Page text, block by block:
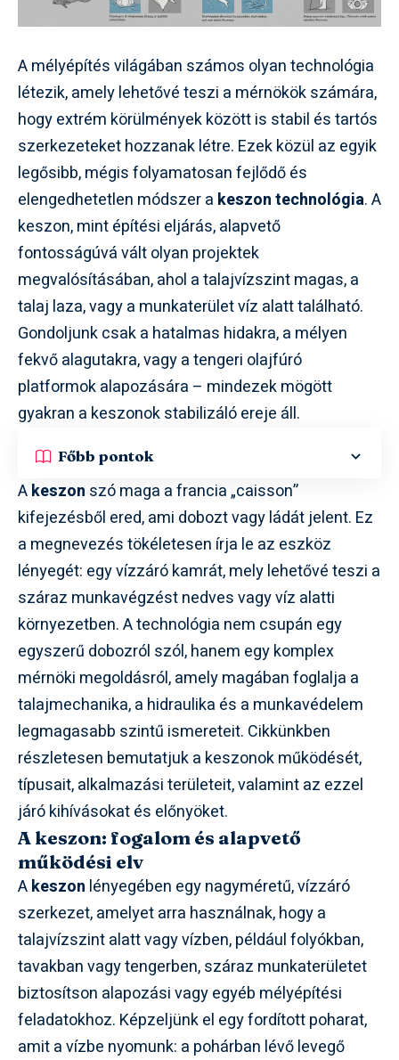
A mélyépítés világában számos olyan technológia
létezik, amely lehetővé teszi a mérnökök számára,
hogy extrém körülmények között is stabil és tartós
szerkezeteket hozzanak létre. Ezek közül az egyik
legősibb, mégis folyamatosan fejlődő és
elengedhetetlen módszer a keszon technológia. A
keszon, mint építési eljárás, alapvető
fontosságúvá vált olyan projektek
megvalósításában, ahol a talajvízszint magas, a
talaj laza, vagy a munkaterület víz alatt található.
Gondoljunk csak a hatalmas hidakra, a mélyen
fekvő alagutakra, vagy a tengeri olajfúró
platformok alapozására – mindezek mögött
gyakran a keszonok stabilizáló ereje áll.
Főbb pontok
Akeszon szó maga a francia „caisson”
kifejezésből ered, ami dobozt vagy ládát jelent. Ez
a megnevezés tökéletesen írja le az eszköz
lényegét: egy vízzáró kamrát, mely lehetővé teszi a
száraz munkavégzést nedves vagy víz alatti
környezetben. A technológia nem csupán egy
egyszerű dobozról szól, hanem egy komplex
mérnöki megoldásról, amely magában foglalja a
talajmechanika, a hidraulika és a munkavédelem
legmagasabb szintű ismereteit. Cikkünkben
részletesen bemutatjuk a keszonok működését,
típusait, alkalmazási területeit, valamint az ezzel
járó kihívásokat és előnyöket.
A keszon: fogalom és alapvető
működési elv
Akeszon lényegében egy nagyméretű, vízzáró
szerkezet, amelyet arra használnak, hogy a
talajvízszint alatt vagy vízben, például folyókban,
tavakban vagy tengerben, száraz munkaterületet
biztosítson alapozási vagy egyéb mélyépítési
feladatokhoz. Képzeljünk el egy fordított poharat,
amit a vízbe nyomunk: a pohárban lévő levegő